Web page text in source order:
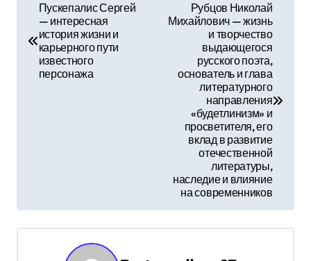
и
я
Пускепалис Сергей
— интересная
история жизни и
карьерного пути
известного
персонажа
Рубцов Николай
Михайлович — жизнь
и творчество
выдающегося
русского поэта,
основатель и глава
литературного
направления
«будетлинизм» и
просветителя, его
вклад в развитие
отечественной
литературы,
наследие и влияние
на современников